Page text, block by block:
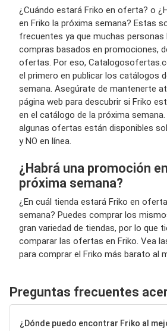
¿Cuándo estará Friko en oferta? o
en Friko la próxima semana? Estas
frecuentes ya que muchas personas
compras basados en promociones,
ofertas. Por eso,
el primero en publicar los catálogos
semana. Asegúrate de mantenerte
página web para descubrir si Friko
en el catálogo de la próxima
algunas ofertas están disponibles
y NO en línea.
¿Habrá una promoción
próxima semana?
¿En cuál tienda estará Friko en
semana? Puedes comprar los
gran variedad de tiendas, por lo que
comparar las ofertas en Friko. Vea
para comprar el Friko más barato al
Preguntas frecuentes
¿Dónde puedo encontrar Friko al